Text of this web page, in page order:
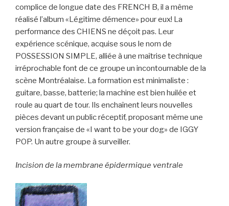
complice de longue date des FRENCH B, il a même
réalisé l’album «Légitime démence» pour eux! La
performance des CHIENS ne déçoit pas. Leur
expérience scénique, acquise sous le nom de
POSSESSION SIMPLE, alliée à une maîtrise technique
irréprochable font de ce groupe un incontournable de la
scène Montréalaise. La formation est minimaliste :
guitare, basse, batterie; la machine est bien huilée et
roule au quart de tour. Ils enchaînent leurs nouvelles
pièces devant un public réceptif, proposant même une
version française de «I want to be your dog» de IGGY
POP. Un autre groupe à surveiller.
Incision de la membrane épidermique ventrale